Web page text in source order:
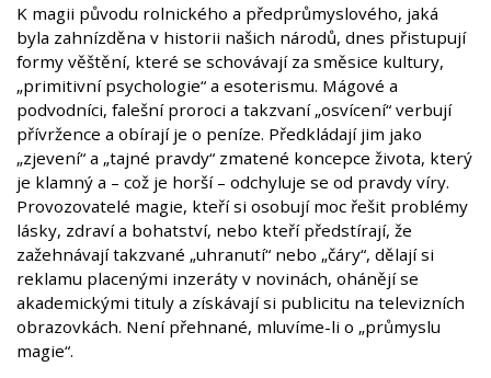
K magii původu rolnického a předprůmyslového, jaká
byla zahnízděna v historii našich národů, dnes přistupují
formy věštění, které se schovávají za směsice kultury,
„primitivní psychologie“ a esoterismu. Mágové a
podvodníci, falešní proroci a takzvaní „osvícení“ verbují
přívržence a obírají je o peníze. Předkládají jim jako
„zjevení“ a „tajné pravdy“ zmatené koncepce života, který
je klamný a – což je horší – odchyluje se od pravdy víry.
Provozovatelé magie, kteří si osobují moc řešit problémy
lásky, zdraví a bohatství, nebo kteří předstírají, že
zažehnávají takzvané „uhranutí“ nebo „čáry“, dělají si
reklamu placenými inzeráty v novinách, ohánějí se
akademickými tituly a získávají si publicitu na televizních
obrazovkách. Není přehnané, mluvíme-li o „průmyslu
magie“.